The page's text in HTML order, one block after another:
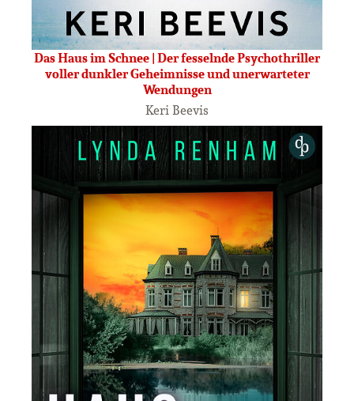
Das Haus im Schnee | Der fesselnde Psychothriller
voller dunkler Geheimnisse und unerwarteter
Wendungen
Keri Beevis